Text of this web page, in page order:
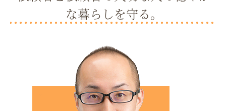
な暮らしを守る。